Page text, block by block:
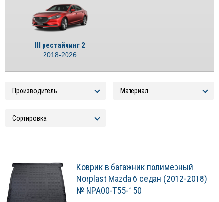
III рестайлинг 2
2018-2026
Коврик в багажник полимерный
Norplast Mazda 6 седан (2012-2018)
№ NPA00-T55-150